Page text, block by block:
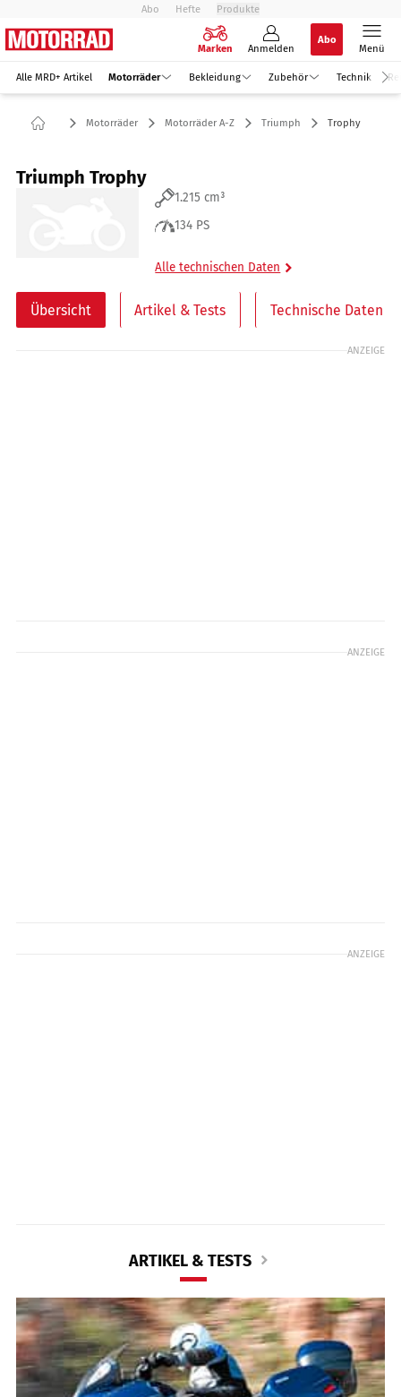
Abo Hefte Produkte
Marken Anmelden
Abo
Menü
Alle MRD+ Artikel Motorräder Bekleidung Zubehör Technik
Motorräder Motorräder A-Z Triumph Trophy
Triumph Trophy
1.215 cm³
134 PS
Alle technischen Daten
Übersicht Artikel & Tests Technische Daten
ANZEIGE
ANZEIGE
ANZEIGE
ARTIKEL & TESTS